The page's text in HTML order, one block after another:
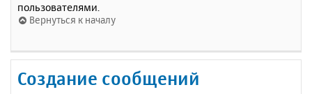
пользователями.
Вернуться к началу
Создание сообщений